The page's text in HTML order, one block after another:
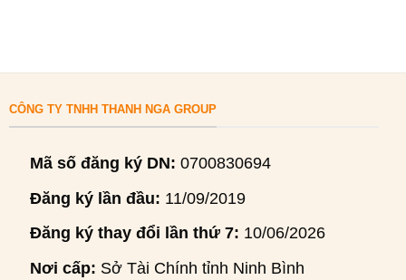
CÔNG TY TNHH THANH NGA GROUP
Mã số đăng ký DN: 0700830694
Đăng ký lần đầu: 11/09/2019
Đăng ký thay đổi lần thứ 7: 10/06/2026
Nơi cấp: Sở Tài Chính tỉnh Ninh Bình